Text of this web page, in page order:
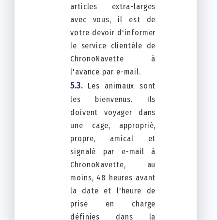
articles extra-larges
avec vous, il est de
votre devoir d'informer
le service clientèle de
ChronoNavette à
l'avance par e-mail.
Les animaux sont
les bienvenus. Ils
doivent voyager dans
une cage, approprié,
propre, amical et
signalé par e-mail à
ChronoNavette, au
moins, 48 heures avant
la date et l'heure de
prise en charge
définies dans la